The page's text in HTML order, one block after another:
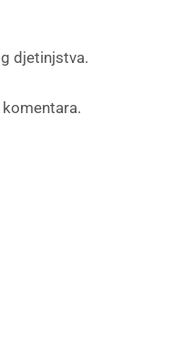
djetinjstva.
komentara.